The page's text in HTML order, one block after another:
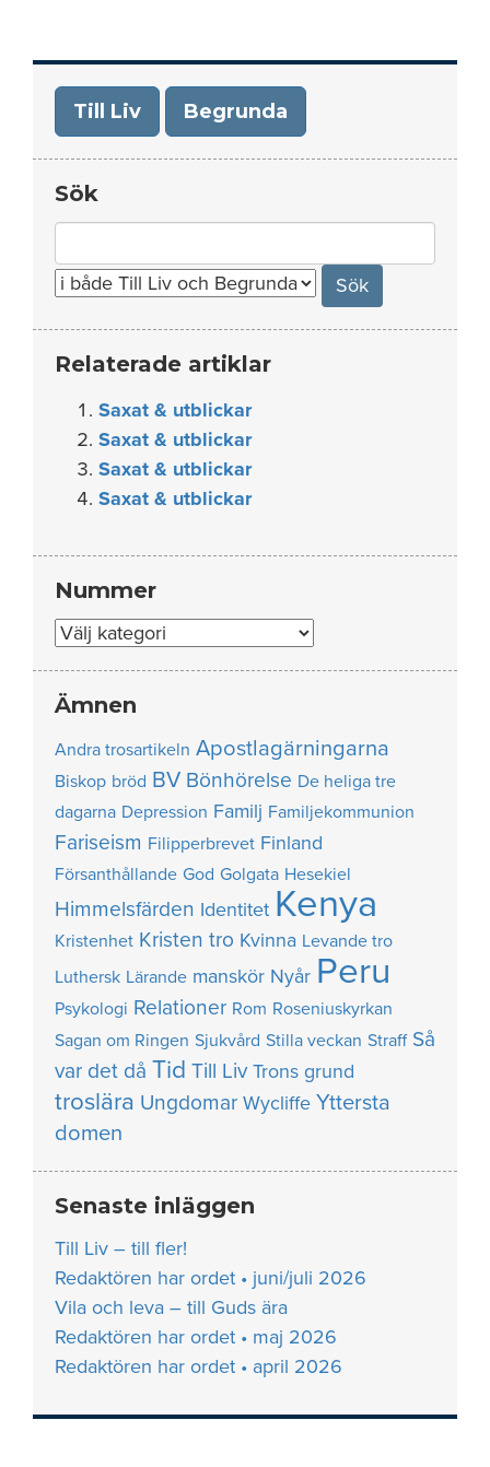
Till Liv Begrunda
Sök
for:
Relaterade artiklar
Saxat & utblickar
Saxat & utblickar
Saxat & utblickar
Saxat & utblickar
Nummer
Nummer
Ämnen
Andra trosartikeln Apostlagärningarna
Biskop bröd BV Bönhörelse De heliga tre
dagarna Depression Familj Familjekommunion
Fariseism Filipperbrevet Finland
Försanthållande God Golgata Hesekiel
Himmelsfärden Identitet Kenya
Kristenhet Kristen tro Kvinna Levande tro
Luthersk Lärande manskör Nyår Peru
Psykologi Relationer Rom Roseniuskyrkan
Sagan om Ringen Sjukvård Stilla veckan Straff Så
var det då Tid Till Liv Trons grund
troslära Ungdomar Wycliffe Yttersta
domen
Senaste inläggen
Till Liv – till fler!
Redaktören har ordet • juni/juli 2026
Vila och leva – till Guds ära
Redaktören har ordet • maj 2026
Redaktören har ordet • april 2026